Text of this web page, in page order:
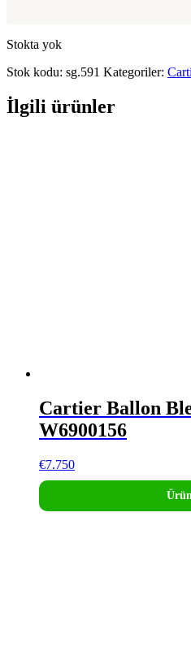
Stokta yok
Stok kodu: sg.591 Kategoriler:
İlgili ürünler
Cartier Ballon
W6900156
€7.750